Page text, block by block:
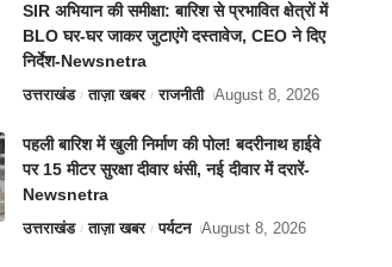
SIR अभियान की समीक्षा: बारिश से प्रभावित क्षेत्रों में
BLO घर-घर जाकर जुटाएंगे दस्तावेज, CEO ने दिए
निर्देश-Newsnetra
उत्तराखंड ताज़ा खबर राजनीती August 8, 2026
पहली बारिश में खुली निर्माण की पोल! बदरीनाथ हाईवे
पर 15 मीटर सुरक्षा दीवार धंसी, नई दीवार में दरारें-
Newsnetra
उत्तराखंड ताज़ा खबर पर्यटन August 8, 2026